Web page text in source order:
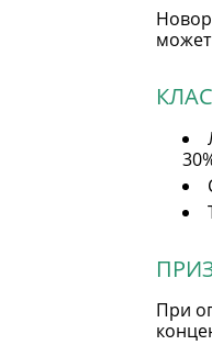
может
При